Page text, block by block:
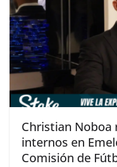
Christian Noboa
internos en
Comisión de